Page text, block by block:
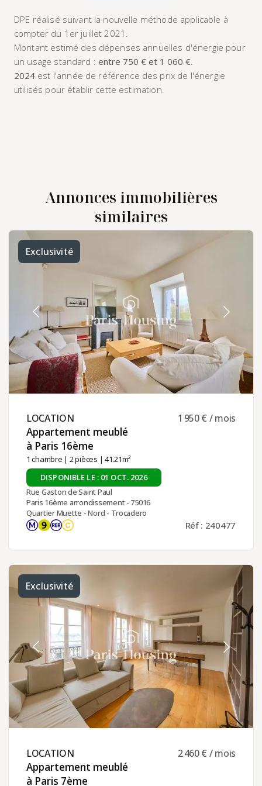
DPE réalisé suivant la nouvelle méthode applicable à
compter du 1er juillet 2021.
Montant estimé des dépenses annuelles d'énergie pour
un usage standard : entre 750 € et 1 060 €
2024 est l'année de référence des prix de l'énergie
utilisés pour établir cette estimation.
Annonces immobilières
similaires
Exclusivité
LOCATION ​
Appartement meublé
à Paris 16ème ​
1 chambre | 2 pièces | 41.21m²
1 950 € / mois
DISPONIBLE LE : 01 OCT. 2026
Rue Gaston de Saint Paul
Paris 16ème arrondissement - 75016
Quartier Muette - Nord - Trocadero
Réf : 240477
Exclusivité
LOCATION ​
Appartement meublé
à Paris 7ème ​
2 460 € / mois